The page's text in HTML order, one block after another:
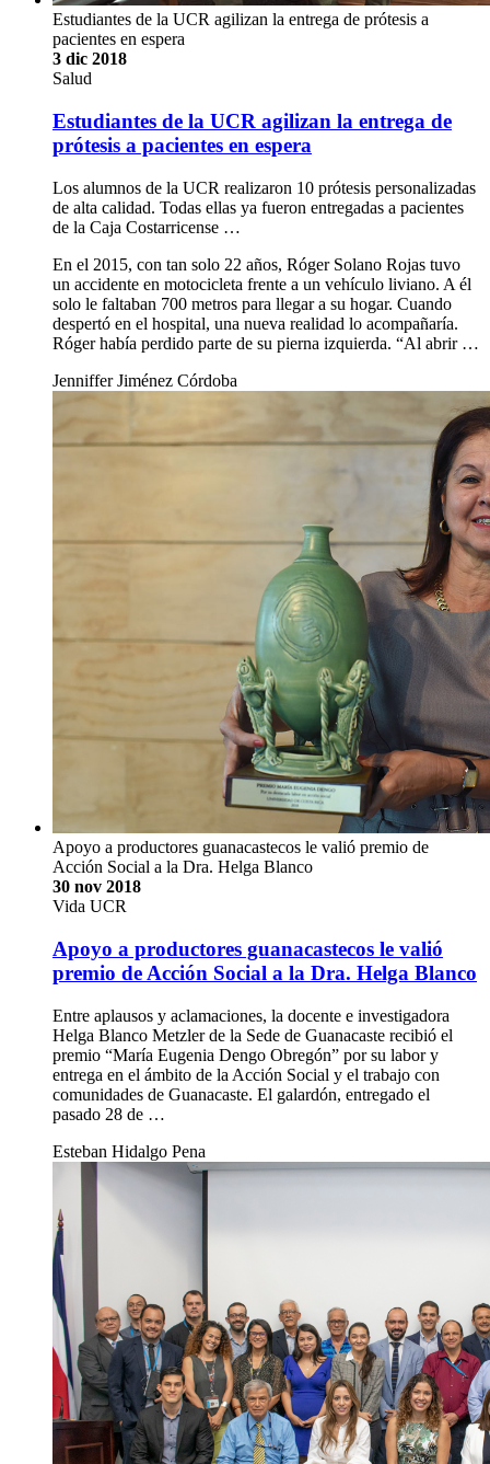
Estudiantes de la UCR agilizan la entrega de prótesis a
pacientes en espera
3 dic 2018
Salud
Estudiantes de la UCR agilizan la entrega de
prótesis a pacientes en espera
Los alumnos de la UCR realizaron 10 prótesis personalizadas
de alta calidad. Todas ellas ya fueron entregadas a pacientes
de la Caja Costarricense …
En el 2015, con tan solo 22 años, Róger Solano Rojas tuvo
un accidente en motocicleta frente a un vehículo liviano. A él
solo le faltaban 700 metros para llegar a su hogar. Cuando
despertó en el hospital, una nueva realidad lo acompañaría.
Róger había perdido parte de su pierna izquierda. “Al abrir …
Jenniffer Jiménez Córdoba
Apoyo a productores guanacastecos le valió premio de
Acción Social a la Dra. Helga Blanco
30 nov 2018
Vida UCR
Apoyo a productores guanacastecos le valió
premio de Acción Social a la Dra. Helga Blanco
Entre aplausos y aclamaciones, la docente e investigadora
Helga Blanco Metzler de la Sede de Guanacaste recibió el
premio “María Eugenia Dengo Obregón” por su labor y
entrega en el ámbito de la Acción Social y el trabajo con
comunidades de Guanacaste. El galardón, entregado el
pasado 28 de …
Esteban Hidalgo Pena